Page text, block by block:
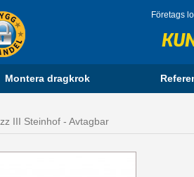
Företags
Montera dragkrok
III Steinhof - Avtagbar